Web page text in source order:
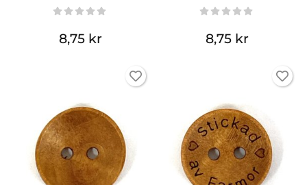
8,75 kr 8,75 kr